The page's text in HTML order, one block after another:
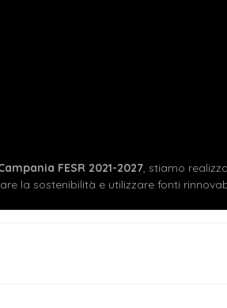
FESR 2021-2027, stiamo
la sostenibilità e utilizzare fonti